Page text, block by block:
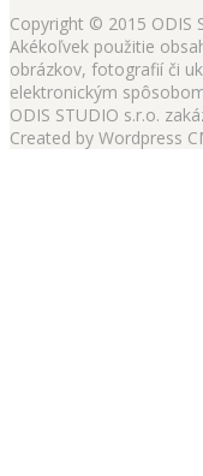
Copyright © 2015 ODIS
Akékoľvek použitie
obrázkov, fotografií či
elektronickým
ODIS STUDIO s.r.o.
Created by Wordpress